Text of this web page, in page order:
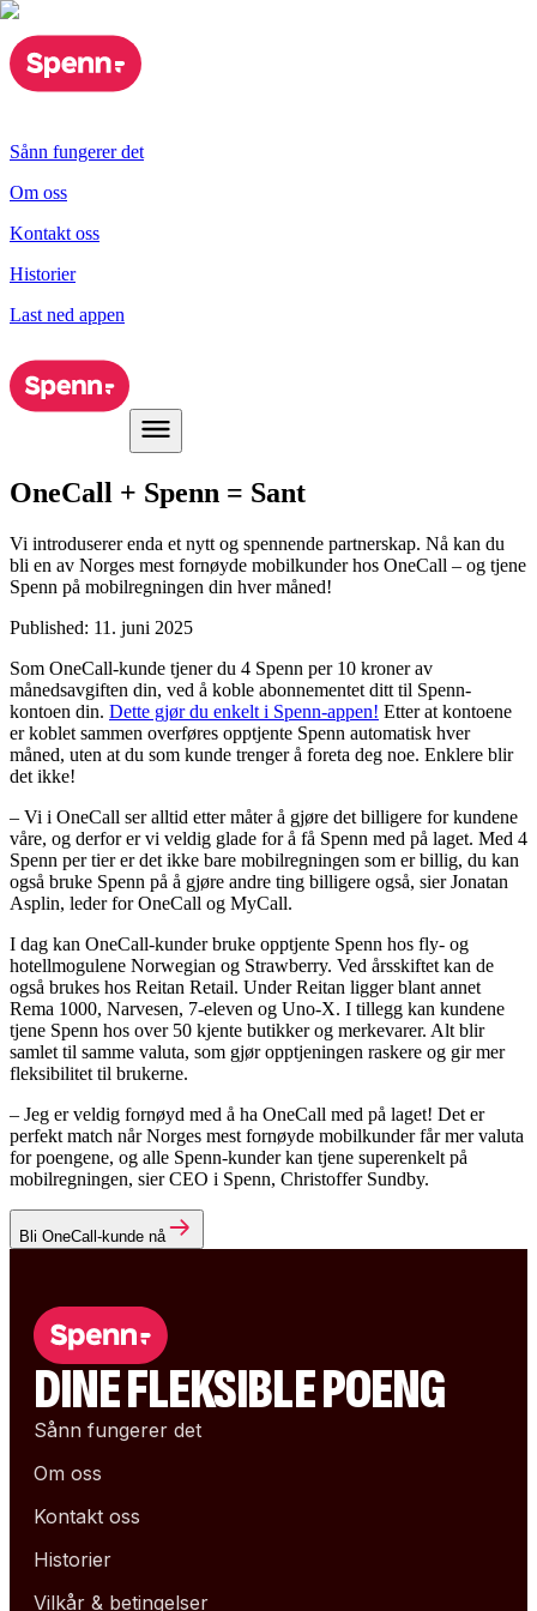
Sånn fungerer det
Om oss
Kontakt oss
Historier
Last ned appen
OneCall + Spenn = Sant
Vi introduserer enda et nytt og spennende partnerskap. Nå kan du
bli en av Norges mest fornøyde mobilkunder hos OneCall – og tjene
Spenn på mobilregningen din hver måned!
Published: 11. juni 2025
Som OneCall-kunde tjener du 4 Spenn per 10 kroner av
månedsavgiften din, ved å koble abonnementet ditt til Spenn-
kontoen din. Dette gjør du enkelt i Spenn-appen! Etter at kontoene
er koblet sammen overføres opptjente Spenn automatisk hver
måned, uten at du som kunde trenger å foreta deg noe. Enklere blir
det ikke!
– Vi i OneCall ser alltid etter måter å gjøre det billigere for kundene
våre, og derfor er vi veldig glade for å få Spenn med på laget. Med 4
Spenn per tier er det ikke bare mobilregningen som er billig, du kan
også bruke Spenn på å gjøre andre ting billigere også, sier Jonatan
Asplin, leder for OneCall og MyCall.
I dag kan OneCall-kunder bruke opptjente Spenn hos fly- og
hotellmogulene Norwegian og Strawberry. Ved årsskiftet kan de
også brukes hos Reitan Retail. Under Reitan ligger blant annet
Rema 1000, Narvesen, 7-eleven og Uno-X. I tillegg kan kundene
tjene Spenn hos over 50 kjente butikker og merkevarer. Alt blir
samlet til samme valuta, som gjør opptjeningen raskere og gir mer
fleksibilitet til brukerne.
– Jeg er veldig fornøyd med å ha OneCall med på laget! Det er
perfekt match når Norges mest fornøyde mobilkunder får mer valuta
for poengene, og alle Spenn-kunder kan tjene superenkelt på
mobilregningen, sier CEO i Spenn, Christoffer Sundby.
Bli OneCall-kunde nå
DINE FLEKSIBLE POENG
Sånn fungerer det
Om oss
Kontakt oss
Historier
Vilkår & betingelser